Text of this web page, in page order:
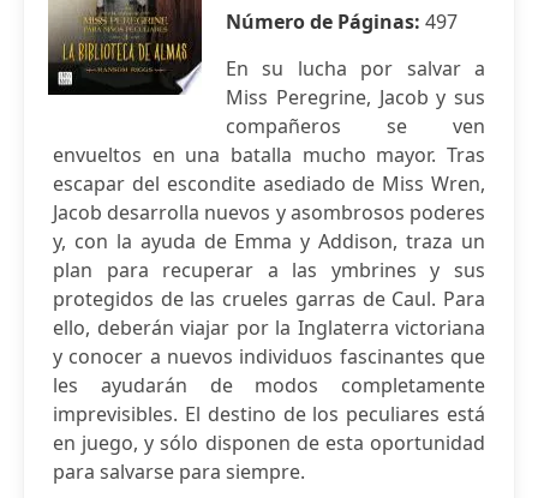
Número de Páginas: 497
En su lucha por salvar a
Miss Peregrine, Jacob y sus
compañeros se ven
envueltos en una batalla mucho mayor. Tras
escapar del escondite asediado de Miss Wren,
Jacob desarrolla nuevos y asombrosos poderes
y, con la ayuda de Emma y Addison, traza un
plan para recuperar a las ymbrines y sus
protegidos de las crueles garras de Caul. Para
ello, deberán viajar por la Inglaterra victoriana
y conocer a nuevos individuos fascinantes que
les ayudarán de modos completamente
imprevisibles. El destino de los peculiares está
en juego, y sólo disponen de esta oportunidad
para salvarse para siempre.